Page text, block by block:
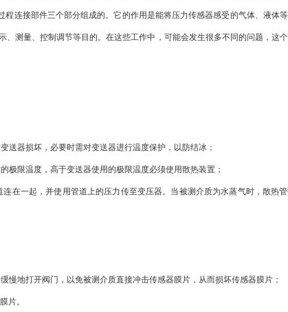
连接部件三个部分组成的。它的作用是能将压力传感器感受的气体、液体
测量、控制调节等目的。在这些工作中，可能会发生很多不同的问题，这
器损坏，必要时需对变送器进行温度保护，以防结冰；
限温度，高于变送器使用的极限温度必须使用散热装置；
一起，并使用管道上的压力传至变压器。当被测介质为水蒸气时，散热
地打开阀门，以免被测介质直接冲击传感器膜片，从而损坏传感器膜片；
片。